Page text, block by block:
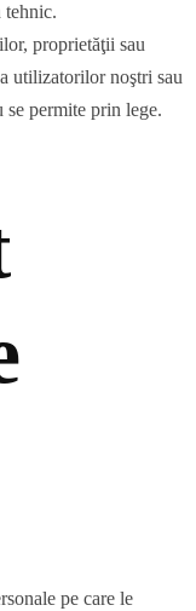
tehnic.
proprietăţii sau
utilizatorilor noştri sau
se permite prin lege.
pe care le